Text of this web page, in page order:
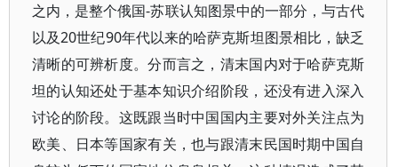
之内，是整个俄国-苏联认知图景中的一部分，与古代
以及20世纪90年代以来的哈萨克斯坦图景相比，缺乏
清晰的可辨析度。分而言之，清末国内对于哈萨克斯
坦的认知还处于基本知识介绍阶段，还没有进入深入
讨论的阶段。这既跟当时中国国内主要对外关注点为
欧美、日本等国家有关，也与跟清末民国时期中国自